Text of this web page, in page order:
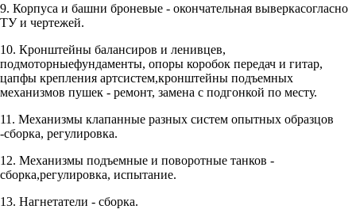
9. Корпуса и башни броневые - окончательная выверкасогласно
ТУ и чертежей.
10. Кронштейны балансиров и ленивцев,
подмоторныефундаменты, опоры коробок передач и гитар,
цапфы крепления артсистем,кронштейны подъемных
механизмов пушек - ремонт, замена с подгонкой по месту.
11. Механизмы клапанные разных систем опытных образцов
-сборка, регулировка.
12. Механизмы подъемные и поворотные танков -
сборка,регулировка, испытание.
13. Нагнетатели - сборка.